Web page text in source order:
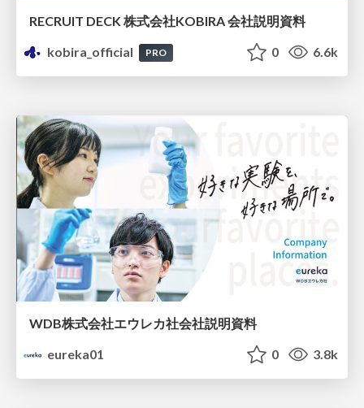
RECRUIT DECK 株式会社KOBIRA 会社説明資料
kobira_official
PRO 0 6.6k
WDB株式会社エウレカ社会社説明資料
eureka01
0 3.8k